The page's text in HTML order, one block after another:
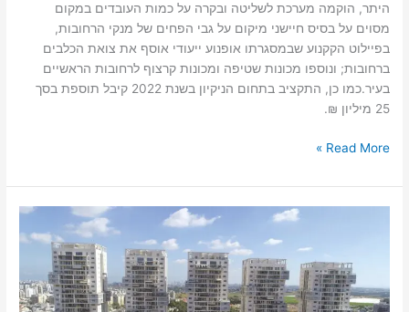
היתר, הוקמה מערכת לשליטה ובקרה על כמות העובדים במקום
מסוים על בסיס חיישני מיקום על גבי הפחים של מנקי הרחובות,
בפיילוט הקקנוע שבמסגרתו אופנוע ייעודי אוסף את צואת הכלבים
ברחובות; ונוספו מכונות שטיפה ומכונות קרצוף לרחובות הראשיים
בעיר.כמו כן, התקציב בתחום הניקיון בשנת 2022 קיבל תוספת בסך
25 מיליון ₪.
Read More »
במקום
השישי